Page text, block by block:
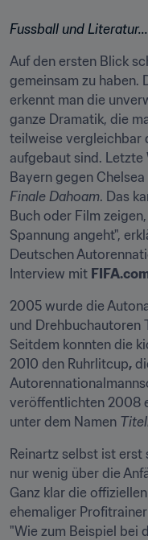
Fussball und Literatur...
Auf den ersten Blick
gemeinsam zu haben.
erkennt man die
ganze Dramatik, die
teilweise vergleichbar
aufgebaut sind.
Finale Dahoam. Das
Buch oder Film
Spannung angeht",
Deutschen
Interview mit
2005 wurde die
und Drehbuchautoren
Seitdem konnten die
2010 den Ruhrlitcup,
veröffentlichten 2008
unter dem Namen
Reinartz selbst ist erst
nur wenig über die
Ganz klar die
ehemaliger
"Wie zum Beispiel bei